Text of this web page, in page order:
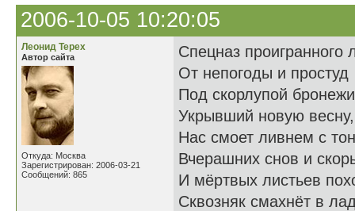
2006-10-05 10:20:05
Леонид Терех
Автор сайта
Откуда: Москва
Зарегистрирован: 2006-03-21
Сообщений: 865
Спецназ проигранного
От непогоды и простуд
Под скорлупой
Укрывший новую весну,
Нас смоет ливнем с
Вчерашних снов и
И мёртвых листьев
Сквозняк смахнёт в